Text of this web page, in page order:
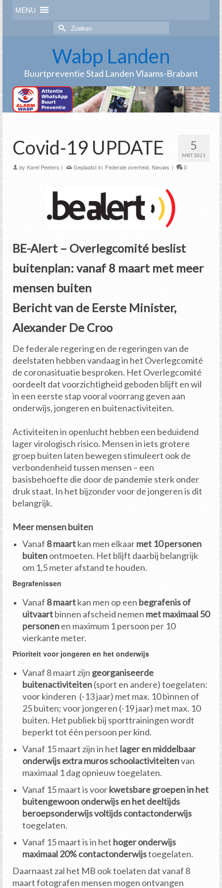
MENU
Zoek
naar:
Wabp Landen
Buurtpreventie Stad Landen Vlaams-Brabant
5
MRT 2021
Covid-19 UPDATE
by Karel Peeters | Geplaatst in: Federale overheid, Nieuws | 0
BE-Alert – Overlegcomité beslist
buitenplan: vanaf 8 maart met meer
mensen buiten
Bericht van de Eerste Minister,
Alexander De Croo
De federale regering en de regeringen van de
deelstaten hebben vandaag in het Overlegcomité
de coronasituatie besproken. Het Overlegcomité
oordeelt dat voorzichtigheid geboden blijft en wil
in een eerste stap vooral voorrang geven aan
onderwijs, jongeren en buitenactiviteiten.
Activiteiten in openlucht hebben een beduidend
lager virologisch risico. Mensen in iets grotere
groep buiten laten bewegen stimuleert ook de
verbondenheid tussen mensen – een
basisbehoefte die door de pandemie sterk onder
druk staat. In het bijzonder voor de jongeren is dit
belangrijk.
Meer mensen buiten
Vanaf 8 maartkan men elkaarmet 10 personen
buitenontmoeten. Het blijft daarbij belangrijk
om 1,5 meter afstand te houden.
Begrafenissen
Vanaf 8 maartkan men op een begrafenis of
uitvaartbinnen afscheid nemen met maximaal 50
personenen maximum 1 persoon per 10
vierkante meter.
Prioriteit voor jongeren en het onderwijs
Vanaf 8 maart zijn georganiseerde
buitenactiviteiten(sport en andere) toegelaten:
voor kinderen (-13 jaar) met max. 10 binnen of
25 buiten; voor jongeren (-19 jaar) met max. 10
buiten. Het publiek bij sporttrainingen wordt
beperkt tot één persoon per kind.
Vanaf 15 maart zijn in het lager en middelbaar
onderwijs extra muros schoolactiviteitenvan
maximaal 1 dag opnieuw toegelaten.
Vanaf 15 maart is voorkwetsbare groepen in het
buitengewoon onderwijs en het deeltijds
beroepsonderwijs voltijds contactonderwijs
toegelaten.
Vanaf 15 maart is in het hoger onderwijs
maximaal 20% contactonderwijstoegelaten.
Daarnaast zal het MB ook toelaten dat vanaf 8
maart fotografen mensen mogen ontvangen